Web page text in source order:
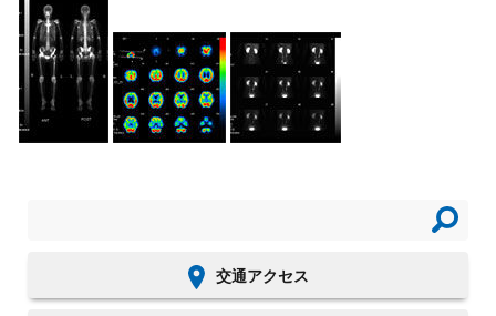
交通アクセス